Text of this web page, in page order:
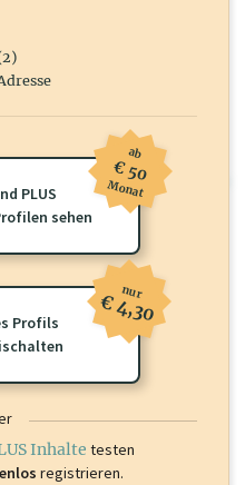
wirtschaft.at PLUS Inhalte
zu sehen.
PLUS
sehen
ab
€ 50
Monat
Profils
nur
€ 4,30
Inhalte testen
registrieren.